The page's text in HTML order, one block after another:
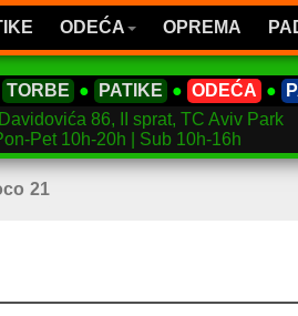
ODEĆA OPREMA
TORBE ● PATIKE ● ODEĆA ●
86, II sprat, TC Aviv Park
Pet 10h-20h | Sub 10h-16h
21